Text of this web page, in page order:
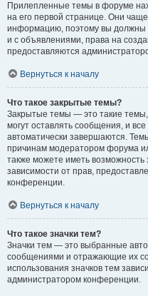
Прилепленные темы в форуме
на его первой странице. Они
информацию, поэтому вы должны
и с объявлениями, права на
предоставляются
Вернуться к началу
Что такое закрытые темы?
Закрытые темы — это такие
могут оставлять сообщения, и
автоматически завершаются.
причинам модератором форума
также можете иметь
зависимости от прав,
конференции.
Вернуться к началу
Что такое значки тем?
Значки тем — это выбранные
сообщениями и отражающие их
использования значков тем
администратором конференции.